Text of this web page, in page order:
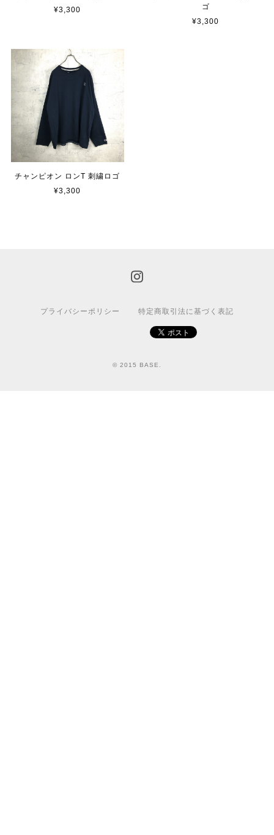
¥3,300
ゴ
¥3,300
チャンピオン ロンT 刺繍ロゴ
¥3,300
プライバシーポリシー 特定商取引法に基づく表記
© 2015 BASE.